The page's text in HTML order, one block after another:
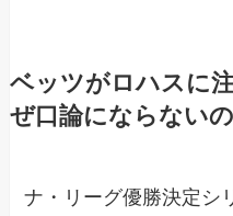
ベッツがロハスに
ぜ口論にならない
ナ・リーグ優勝決定シ